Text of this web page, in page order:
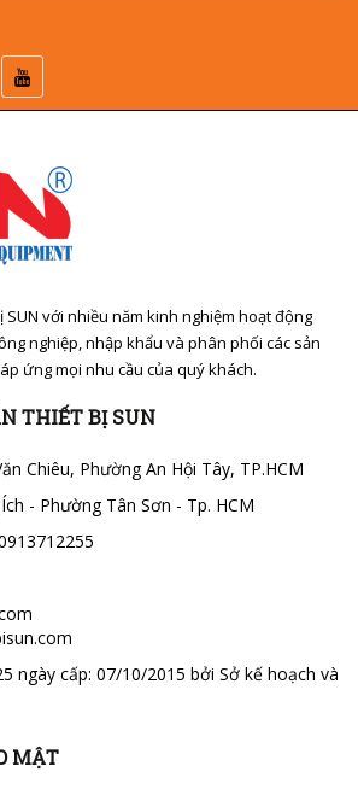
SUN với nhiều năm kinh nghiệm hoạt động
nghiệp, nhập khẩu và phân phối các sản
ứng mọi nhu cầu của quý khách.
THIẾT BỊ SUN
Chiêu, Phường An Hội Tây, TP.HCM
- Phường Tân Sơn - Tp. HCM
ngày cấp: 07/10/2015 bởi Sở kế hoạch và
MẬT